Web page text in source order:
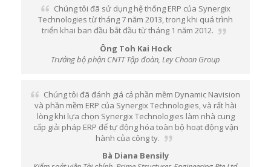
Chúng tôi đã sử dụng hệ thống ERP của Synergix
Technologies từ tháng 7 năm 2013, trong khi quá trình
triển khai ban đầu bắt đầu từ tháng 1 năm 2012.
Ông Toh Kai Hock
Trưởng bộ phận CNTT Tập đoàn, Ley Choon Group
Chúng tôi đã đánh giá cả phần mềm Dynamic Navision
và phần mềm ERP của Synergix Technologies, và rất hài
lòng khi lựa chọn Synergix Technologies làm nhà cung
cấp giải pháp ERP để tự động hóa toàn bộ hoạt động vận
hành của công ty.
Bà Diana Bensily